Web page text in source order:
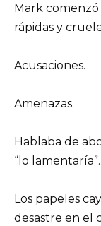
Mark
rápidas y
Acusaciones.
Amenazas.
Hablaba de
“lo lamentaría”.
Los papeles
desastre en el